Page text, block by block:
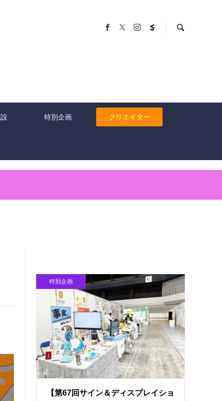
特別企画 クリエイター
特別企画
【第67回サイン＆ディスプレイショ